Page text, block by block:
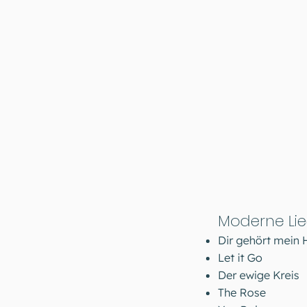
Moderne
Dir gehört mein
Let it Go
Der ewige Kreis
The Rose